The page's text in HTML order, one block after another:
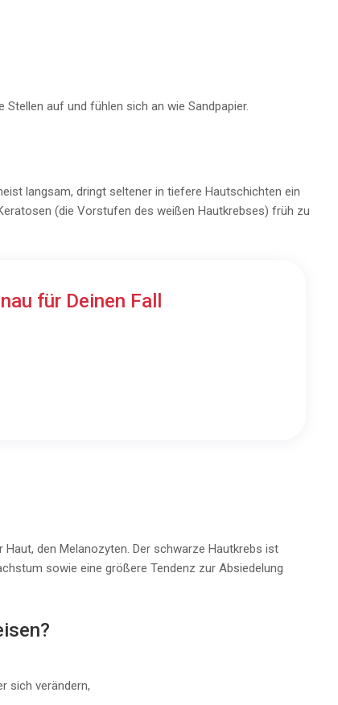
auf und fühlen sich an wie Sandpapier.
langsam, dringt seltener in tiefere Hautschichten ein
(die Vorstufen des weißen Hautkrebses) früh zu
für Deinen Fall
den Melanozyten. Der schwarze Hautkrebs ist
sowie eine größere Tendenz zur Absiedelung
sich verändern,